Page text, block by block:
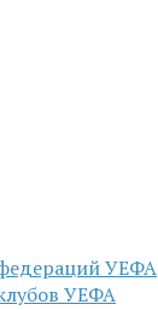
УЕФА
УЕФА